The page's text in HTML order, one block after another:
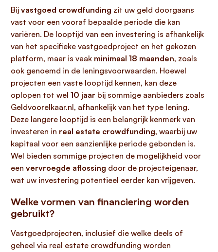
Bij vastgoed crowdfunding zit uw geld doorgaans
vast voor een vooraf bepaalde periode die kan
variëren. De looptijd van een investering is afhankelijk
van het specifieke vastgoedproject en het gekozen
platform, maar is vaak minimaal 18 maanden, zoals
ook genoemd in de leningsvoorwaarden. Hoewel
projecten een vaste looptijd kennen, kan deze
oplopen tot wel 10 jaar bij sommige aanbieders zoals
Geldvoorelkaar.nl, afhankelijk van het type lening.
Deze langere looptijd is een belangrijk kenmerk van
investeren in real estate crowdfunding, waarbij uw
kapitaal voor een aanzienlijke periode gebonden is.
Wel bieden sommige projecten de mogelijkheid voor
een vervroegde aflossing door de projecteigenaar,
wat uw investering potentieel eerder kan vrijgeven.
Welke vormen van financiering worden
gebruikt?
Vastgoedprojecten, inclusief die welke deels of
geheel via real estate crowdfunding worden